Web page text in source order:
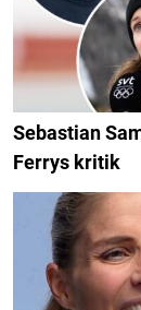
Sebastian
Ferrys kritik